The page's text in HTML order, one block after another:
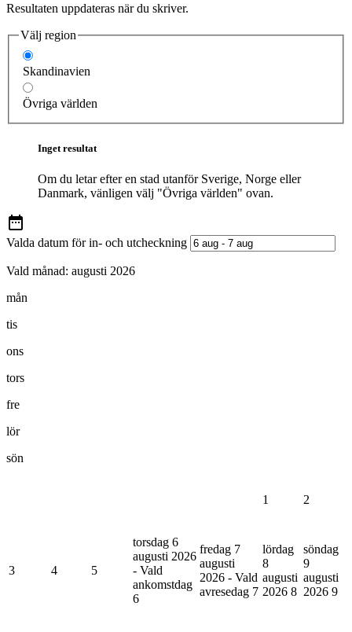
Resultaten uppdateras när du skriver.
Välj region
Skandinavien
Övriga världen
Inget resultat
Om du letar efter en stad utanför Sverige, Norge eller
Danmark, vänligen välj "Övriga världen" ovan.
Valda datum för in- och utcheckning
Vald månad: augusti 2026
mån
tis
ons
tors
fre
lör
sön
1 2
3 4 5
torsdag 6
augusti 2026
- Vald
ankomstdag
6
fredag 7
augusti
2026 - Vald
avresedag 7
lördag
8
augusti
2026 8
söndag
9
augusti
2026 9